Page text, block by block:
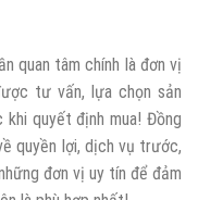
quan tâm chính là đơn vị
tư vấn, lựa chọn sản
quyết định mua! Đồng
quyền lợi, dịch vụ trước,
đơn vị uy tín để đảm